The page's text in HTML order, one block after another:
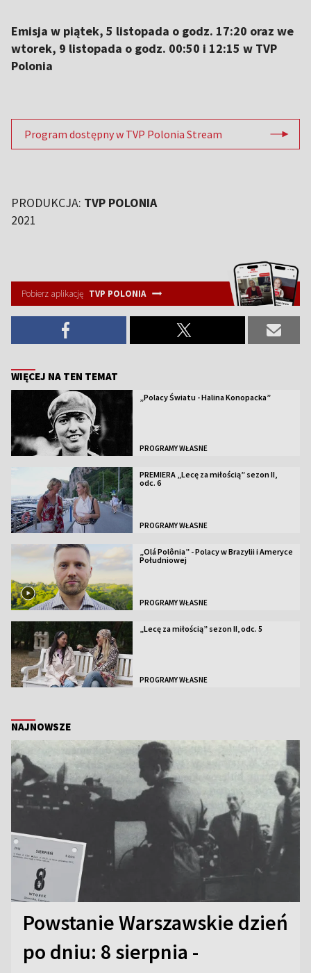
Emisja w piątek, 5 listopada o godz. 17:20 oraz we
wtorek, 9 listopada o godz. 00:50 i 12:15 w TVP
Polonia
Program dostępny w TVP Polonia Stream
PRODUKCJA: TVP POLONIA
2021
Pobierz aplikację TVP POLONIA
WIĘCEJ NA TEN TEMAT
„Polacy Światu - Halina Konopacka”
PROGRAMY WŁASNE
PREMIERA „Lecę za miłością” sezon II,
odc. 6
PROGRAMY WŁASNE
„Olá Polônia” - Polacy w Brazylii i Ameryce
Południowej
PROGRAMY WŁASNE
„Lecę za miłością” sezon II, odc. 5
PROGRAMY WŁASNE
NAJNOWSZE
Powstanie Warszawskie dzień
po dniu: 8 sierpnia -